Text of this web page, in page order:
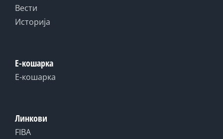
Вести
Историја
Е-кошарка
Е-кошарка
Линкови
FIBA